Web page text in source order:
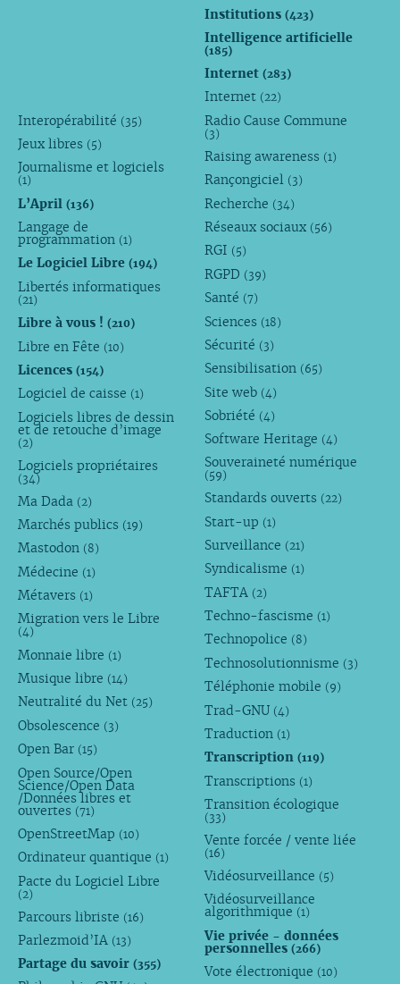
Institutions(423)
Intelligence artificielle
(185)
Internet(283)
Internet (22)
Interopérabilité (35)
Jeux libres (5)
Journalisme et logiciels
(1)
L’April (136)
Langage de
programmation (1)
Le Logiciel Libre (194)
Libertés informatiques
(21)
Libre à vous ! (210)
Libre en Fête (10)
Licences (154)
Logiciel de caisse (1)
Logiciels libres de dessin
et de retouche d’image
(2)
Logiciels propriétaires
(34)
Ma Dada (2)
Marchés publics (19)
Mastodon (8)
Médecine (1)
Métavers (1)
Migration vers le Libre
(4)
Monnaie libre (1)
Musique libre (14)
Neutralité du Net (25)
Obsolescence (3)
Open Bar (15)
Open Source/Open
Science/Open Data
/Données libres et
ouvertes (71)
OpenStreetMap (10)
Ordinateur quantique (1)
Pacte du Logiciel Libre
(2)
Parcours libriste (16)
Parlezmoid’IA (13)
Partage du savoir (355)
Radio Cause Commune
(3)
Raising awareness (1)
Rançongiciel (3)
Recherche (34)
Réseaux sociaux (56)
RGI (5)
RGPD (39)
Santé (7)
Sciences (18)
Sécurité (3)
Sensibilisation (65)
Site web (4)
Sobriété (4)
Software Heritage (4)
Souveraineté numérique
(59)
Standards ouverts (22)
Start-up (1)
Surveillance (21)
Syndicalisme (1)
TAFTA (2)
Techno-fascisme (1)
Technopolice (8)
Technosolutionnisme (3)
Téléphonie mobile (9)
Trad-GNU (4)
Traduction (1)
Transcription(119)
Transcriptions (1)
Transition écologique
(33)
Vente forcée / vente liée
(16)
Vidéosurveillance (5)
Vidéosurveillance
algorithmique (1)
Vie privée - données
personnelles(266)
Vote électronique (10)